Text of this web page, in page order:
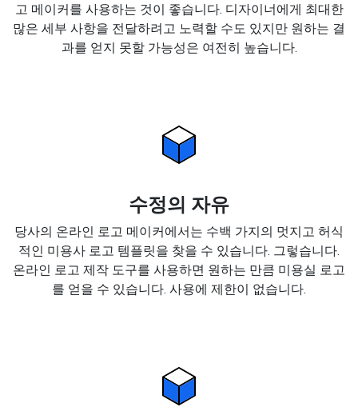
고 메이커를 사용하는 것이 좋습니다. 디자이너에게 최대한
많은 세부 사항을 전달하려고 노력할 수도 있지만 원하는 결
과를 얻지 못할 가능성은 여전히 높습니다.
수정의 자유
당사의 온라인 로고 메이커에서는 수백 가지의 멋지고 허식
적인 미용사 로고 템플릿을 찾을 수 있습니다. 그렇습니다.
온라인 로고 제작 도구를 사용하면 원하는 만큼 미용실 로고
를 얻을 수 있습니다. 사용에 제한이 없습니다.